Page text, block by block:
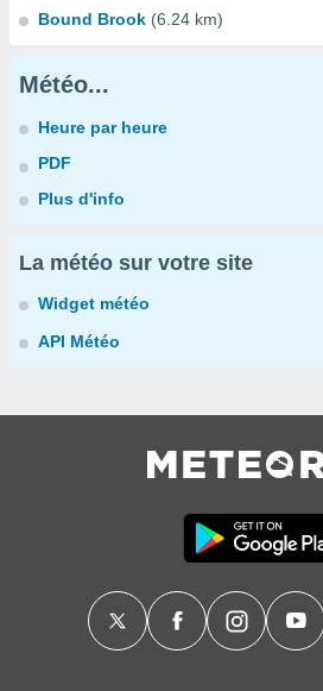
Bound Brook (6.24 km)
Météo...
Heure par heure
PDF
Plus d'info
La météo sur votre site
Widget météo
API Météo